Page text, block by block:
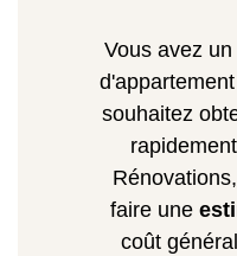
Vous avez
souhaitez
faire une
coût